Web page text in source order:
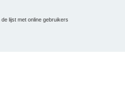
lijst met online gebruikers